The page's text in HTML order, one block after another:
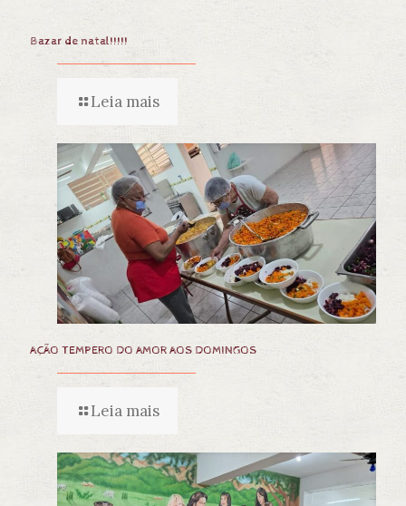
Bazar de natal!!!!!
Leia mais
AÇÃO TEMPERO DO AMOR AOS DOMINGOS
Leia mais